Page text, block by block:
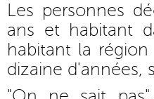
Les personnes
ans et habitant
habitant la
dizaine d'années,